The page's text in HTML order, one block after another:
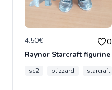
4.50€ 0
Raynor Starcraft figurine
sc2 blizzard starcraft